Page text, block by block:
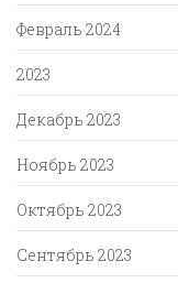
Февраль 2024
2023
Декабрь 2023
Ноябрь 2023
Октябрь 2023
Сентябрь 2023